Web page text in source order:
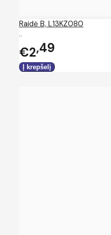
Raidė B, L13KZ080
..
€2 49